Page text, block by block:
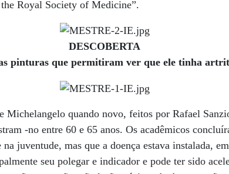
Royal Society of Medicine”.
DESCOBERTA
pinturas que permitiram ver que ele tinha
Michelangelo quando novo, feitos por Rafael
-no entre 60 e 65 anos. Os acadêmicos
juventude, mas que a doença estava instalada,
seu polegar e indicador e pode ter sido